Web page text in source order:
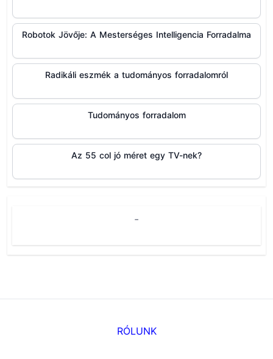
Robotok Jövője: A Mesterséges Intelligencia Forradalma
Radikáli eszmék a tudományos forradalomról
Tudományos forradalom
Az 55 col jó méret egy TV-nek?
-
RÓLUNK